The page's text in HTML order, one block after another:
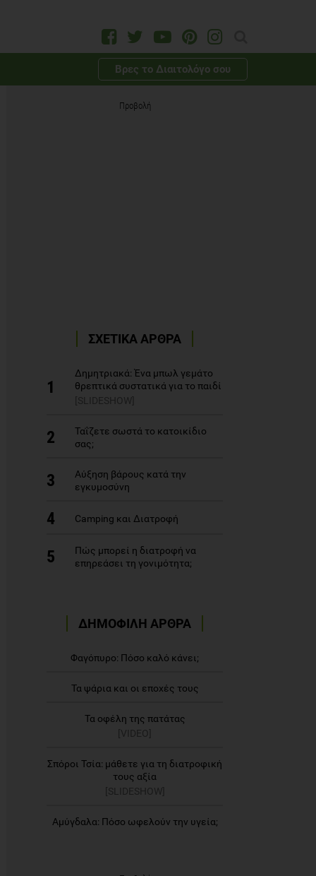
Βρες το Διαιτολόγο σου
Προβολή
ΣΧΕΤΙΚΑ ΑΡΘΡΑ
1
Δημητριακά: Ένα μπωλ γεμάτο
θρεπτικά συστατικά για το παιδί
[SLIDESHOW]
2
Ταΐζετε σωστά το κατοικίδιο
σας;
3
Αύξηση βάρους κατά την
εγκυμοσύνη
4 Camping και Διατροφή
5
Πώς μπορεί η διατροφή να
επηρεάσει τη γονιμότητα;
ΔΗΜΟΦΙΛΗ ΑΡΘΡΑ
Φαγόπυρο: Πόσο καλό κάνει;
Τα ψάρια και οι εποχές τους
Τα οφέλη της πατάτας
[VIDEO]
Σπόροι Τσία: μάθετε για τη διατροφική
τους αξία
[SLIDESHOW]
Αμύγδαλα: Πόσο ωφελούν την υγεία;